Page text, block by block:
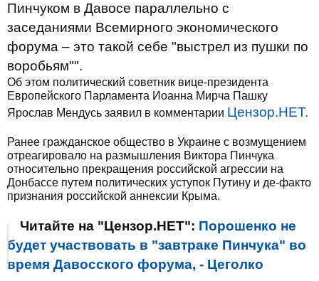
Пинчуком в Давосе параллельно с
заседаниями Всемирного экономического
форума – это такой себе "выстрел из пушки по
воробьям"".
Об этом политический советник вице-президента
Европейского Парламента Иоанна Мирча Пашку
Ярослав Мендусь заявил в комментарии Цензор.НЕТ.
Ранее гражданское общество в Украине с возмущением
отреагировало на размышления Виктора Пинчука
относительно прекращения российской агрессии на
Донбассе путем политических уступок Путину и де-факто
признания российской аннексии Крыма.
Читайте на "Цензор.НЕТ": Порошенко не
будет участвовать в "завтраке Пинчука" во
время Давосского форума, - Цеголко